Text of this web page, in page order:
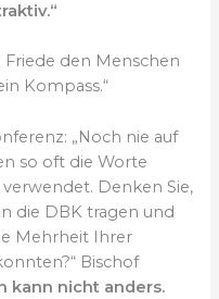
Friede den Menschen
Kompass.“
„Noch nie auf
so oft die Worte
verwendet. Denken Sie,
die DBK tragen und
Mehrheit Ihrer
Bischof
kann nicht anders.